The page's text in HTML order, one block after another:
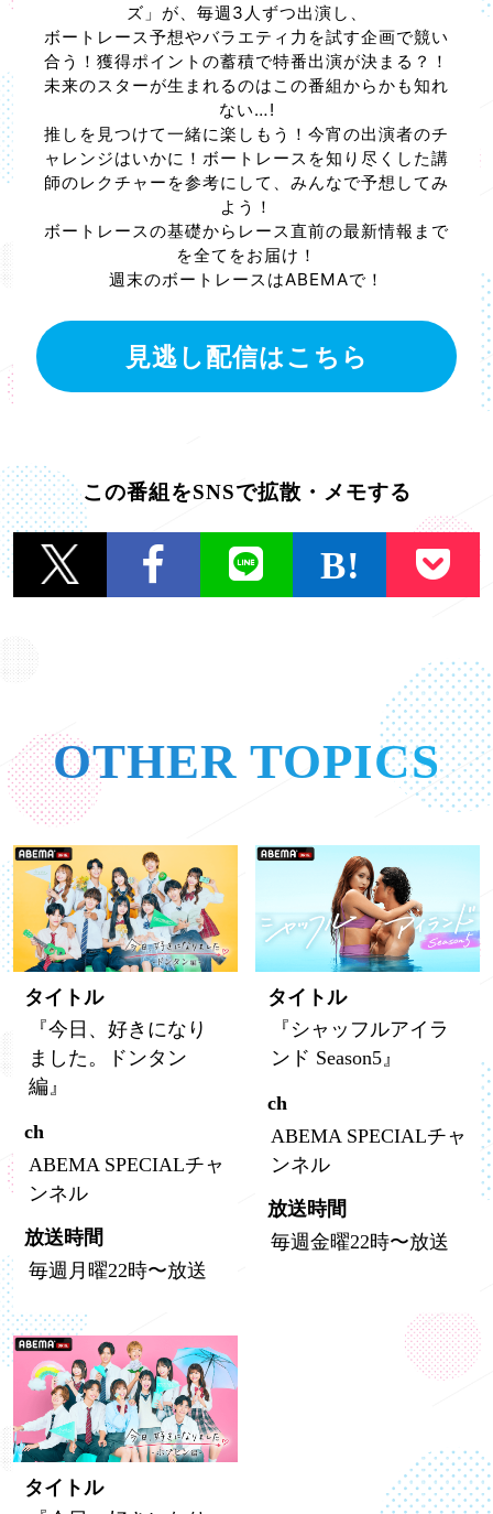
ズ」が、毎週3人ずつ出演し、
ボートレース予想やバラエティ力を試す企画で競い
合う！獲得ポイントの蓄積で特番出演が決まる？！
未来のスターが生まれるのはこの番組からかも知れ
ない…!
推しを見つけて一緒に楽しもう！今宵の出演者のチ
ャレンジはいかに！ボートレースを知り尽くした講
師のレクチャーを参考にして、みんなで予想してみ
よう！
ボートレースの基礎からレース直前の最新情報まで
を全てをお届け！
週末のボートレースはABEMAで！
見逃し配信はこちら
この番組をSNSで拡散・メモする
OTHER TOPICS
タイトル
『今日、好きになり
ました。ドンタン
編』
ch
ABEMA SPECIALチャ
ンネル
放送時間
毎週月曜22時〜放送
タイトル
『シャッフルアイラ
ンド Season5』
ch
ABEMA SPECIALチャ
ンネル
放送時間
毎週金曜22時〜放送
タイトル